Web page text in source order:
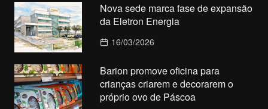
Nova sede marca fase de expansão
da Eletron Energia
16/03/2026
Barion promove oficina para
crianças criarem e decorarem o
próprio ovo de Páscoa